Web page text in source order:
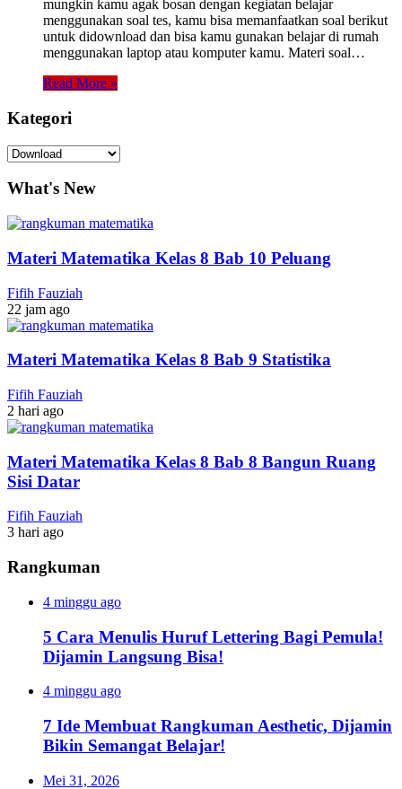
mungkin kamu agak bosan dengan kegiatan belajar
menggunakan soal tes, kamu bisa memanfaatkan soal berikut
untuk didownload dan bisa kamu gunakan belajar di rumah
menggunakan laptop atau komputer kamu. Materi soal…
Read More »
Kategori
Kategori
What's New
Materi Matematika Kelas 8 Bab 10 Peluang
Fifih Fauziah
22 jam ago
Materi Matematika Kelas 8 Bab 9 Statistika
Fifih Fauziah
2 hari ago
Materi Matematika Kelas 8 Bab 8 Bangun Ruang
Sisi Datar
Fifih Fauziah
3 hari ago
Rangkuman
4 minggu ago
5 Cara Menulis Huruf Lettering Bagi Pemula!
Dijamin Langsung Bisa!
4 minggu ago
7 Ide Membuat Rangkuman Aesthetic, Dijamin
Bikin Semangat Belajar!
Mei 31, 2026